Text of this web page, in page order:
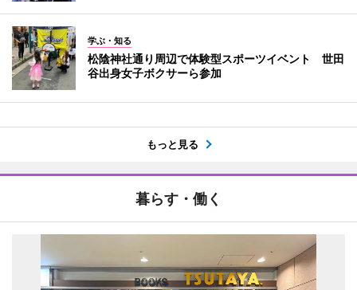
学ぶ・知る
松陰神社通り周辺で体験型スポーツイベント 世田
谷出身女子ボクサーら参加
もっと見る
暮らす・働く